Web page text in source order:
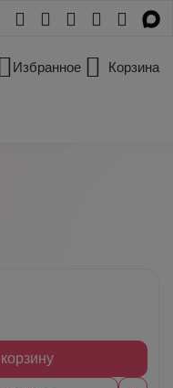
Избранное Корзина